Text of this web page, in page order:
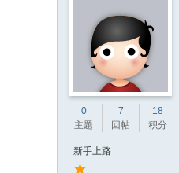
0
主题
7
回帖
18
积分
新手上路